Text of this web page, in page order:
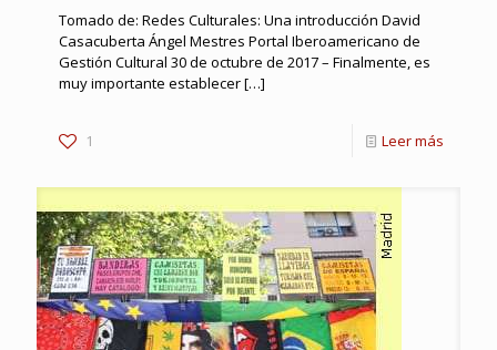
Tomado de: Redes Culturales: Una introducción David
Casacuberta Ángel Mestres Portal Iberoamericano de
Gestión Cultural 30 de octubre de 2017 – Finalmente, es
muy importante establecer[…]
1 Leer más